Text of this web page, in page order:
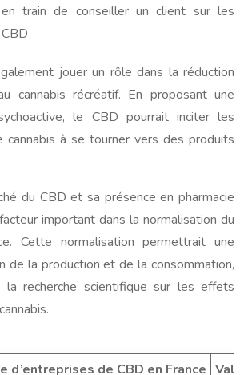
jouer un rôle dans la réduction
cannabis récréatif. En proposant une
le CBD pourrait inciter les
cannabis à se tourner vers des produits
du CBD et sa présence en pharmacie
important dans la normalisation du
Cette normalisation permettrait une
de la production et de la consommation,
recherche scientifique sur les effets
d’entreprises de CBD en France